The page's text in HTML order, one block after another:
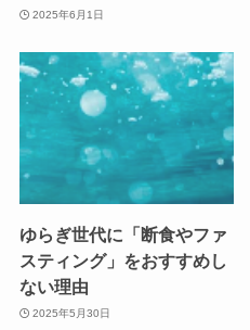
2025年6月1日
ゆらぎ世代に「断食やファ
スティング」をおすすめし
ない理由
2025年5月30日